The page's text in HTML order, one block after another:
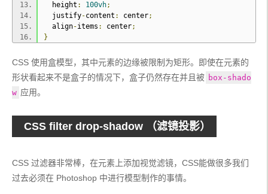
height : 100vh;
justify-content : center;
align-items : center;
}
CSS 使用盒模型，其中元素的边缘被限制为矩形。即使在元素的
形状看起来不是盒子的情况下，盒子仍然存在并且被 box-shado
w 应用。
CSS filter drop-shadow （滤镜投影）
CSS 过滤器非常棒，在元素上添加视觉滤镜，CSS能做很多我们
过去必须在 Photoshop 中进行模型制作的事情。